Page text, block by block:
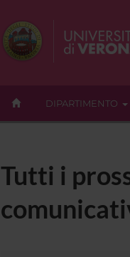
DIPARTIMENTO
Tutti i